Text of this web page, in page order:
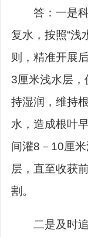
答：一是
复水，按照“浅
则，精准开展
3厘米浅水层，
持湿润，维持
水，造成根叶
间灌8－10厘
层，直至收获
割。
二是及时